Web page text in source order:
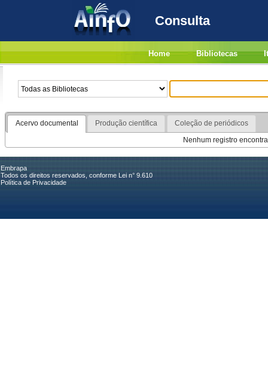
Consulta
Home Bibliotecas
Acervo documental Produção científica
Coleção de periódicos
Nenhum registro
Embrapa
Todos os direitos reservados, conforme Lei n° 9.610
Política de Privacidade